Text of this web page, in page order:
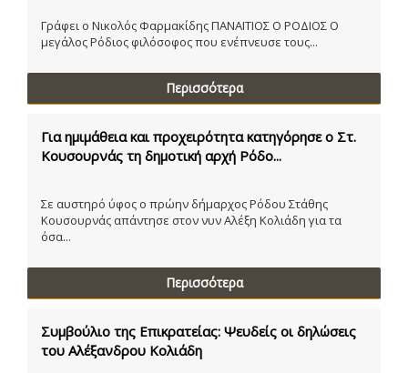
Γράφει ο Νικολός Φαρμακίδης ΠΑΝΑΙΤΙΟΣ Ο ΡΟΔΙΟΣ Ο
μεγάλος Ρόδιος φιλόσοφος που ενέπνευσε τους...
Περισσότερα
Για ημιμάθεια και προχειρότητα κατηγόρησε ο Στ.
Κουσουρνάς τη δημοτική αρχή Ρόδο...
Σε αυστηρό ύφος ο πρώην δήμαρχος Ρόδου Στάθης
Κουσουρνάς απάντησε στον νυν Αλέξη Κολιάδη για τα
όσα...
Περισσότερα
Συμβούλιο της Επικρατείας: Ψευδείς οι δηλώσεις
του Αλέξανδρου Κολιάδη